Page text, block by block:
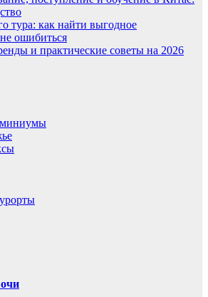
тура: как найти выгодное
ошибиться
и практические советы на 2026